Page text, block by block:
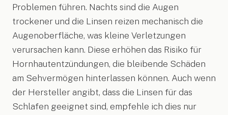
Problemen führen. Nachts sind die Augen
trockener und die Linsen reizen mechanisch die
Augenoberfläche, was kleine Verletzungen
verursachen kann. Diese erhöhen das Risiko für
Hornhautentzündungen, die bleibende Schäden
am Sehvermögen hinterlassen können. Auch wenn
der Hersteller angibt, dass die Linsen für das
Schlafen geeignet sind, empfehle ich dies nur